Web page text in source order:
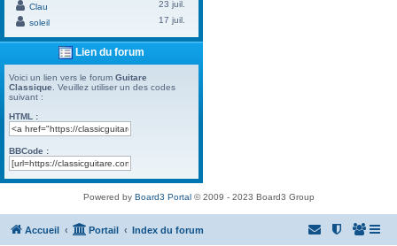
Clau
23 juil.
soleil
17 juil.
Lien du forum
Voici un lien vers le forum Guitare
Classique . Veuillez utiliser un des codes
suivant :
HTML :
BBCode :
Powered by Board3 Portal© 2009 - 2023 Board3 Group
Accueil Portail Index du forum